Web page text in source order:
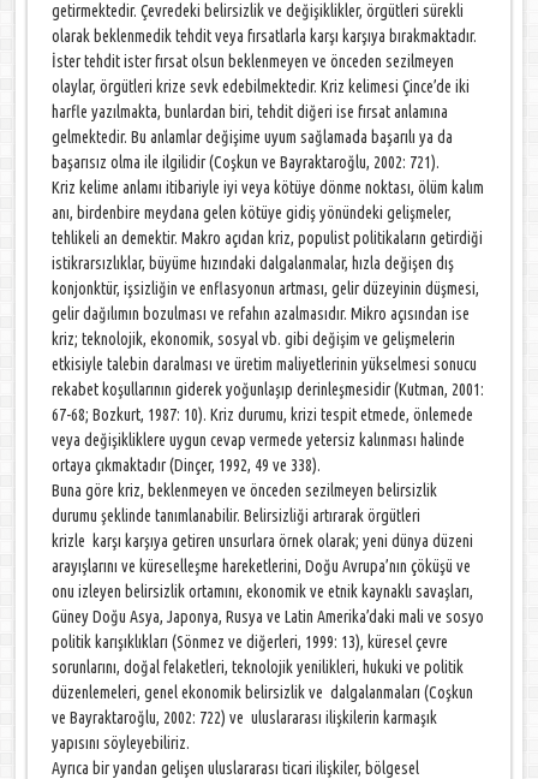
getirmektedir. Çevredeki belirsizlik ve değişiklikler, örgütleri sürekli
olarak beklenmedik tehdit veya fırsatlarla karşı karşıya bırakmaktadır.
İster tehdit ister fırsat olsun beklenmeyen ve önceden sezilmeyen
olaylar, örgütleri krize sevk edebilmektedir. Kriz kelimesi Çince’de iki
harfle yazılmakta, bunlardan biri, tehdit diğeri ise fırsat anlamına
gelmektedir. Bu anlamlar değişime uyum sağlamada başarılı ya da
başarısız olma ile ilgilidir (Coşkun ve Bayraktaroğlu, 2002: 721).
Kriz kelime anlamı itibariyle iyi veya kötüye dönme noktası, ölüm kalım
anı, birdenbire meydana gelen kötüye gidiş yönündeki gelişmeler,
tehlikeli an demektir. Makro açıdan kriz, populist politikaların getirdiği
istikrarsızlıklar, büyüme hızındaki dalgalanmalar, hızla değişen dış
konjonktür, işsizliğin ve enflasyonun artması, gelir düzeyinin düşmesi,
gelir dağılımın bozulması ve refahın azalmasıdır. Mikro açısından ise
kriz; teknolojik, ekonomik, sosyal vb. gibi değişim ve gelişmelerin
etkisiyle talebin daralması ve üretim maliyetlerinin yükselmesi sonucu
rekabet koşullarının giderek yoğunlaşıp derinleşmesidir (Kutman, 2001:
67-68; Bozkurt, 1987: 10). Kriz durumu, krizi tespit etmede, önlemede
veya değişikliklere uygun cevap vermede yetersiz kalınması halinde
ortaya çıkmaktadır (Dinçer, 1992, 49 ve 338).
Buna göre kriz, beklenmeyen ve önceden sezilmeyen belirsizlik
durumu şeklinde tanımlanabilir. Belirsizliği artırarak örgütleri
krizle karşı karşıya getiren unsurlara örnek olarak; yeni dünya düzeni
arayışlarını ve küreselleşme hareketlerini, Doğu Avrupa’nın çöküşü ve
onu izleyen belirsizlik ortamını, ekonomik ve etnik kaynaklı savaşları,
Güney Doğu Asya, Japonya, Rusya ve Latin Amerika’daki mali ve sosyo
politik karışıklıkları (Sönmez ve diğerleri, 1999: 13), küresel çevre
sorunlarını, doğal felaketleri, teknolojik yenilikleri, hukuki ve politik
düzenlemeleri, genel ekonomik belirsizlik ve dalgalanmaları (Coşkun
ve Bayraktaroğlu, 2002: 722) ve uluslararası ilişkilerin karmaşık
yapısını söyleyebiliriz.
Ayrıca bir yandan gelişen uluslararası ticari ilişkiler, bölgesel